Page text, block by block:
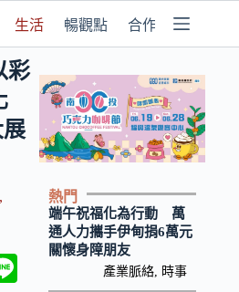
生活 暢觀點 合作媒體
彩
,
熱門
端午祝福化為行動 萬
通人力攜手伊甸捐6萬元
關懷身障朋友
產業脈絡 時事